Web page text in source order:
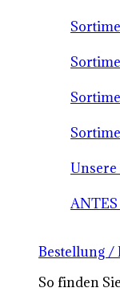
Bestellung /
So finden